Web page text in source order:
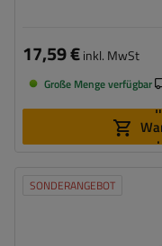
17,59 €inkl. MwSt
Große Menge verfügbar
SONDERANGEBOT